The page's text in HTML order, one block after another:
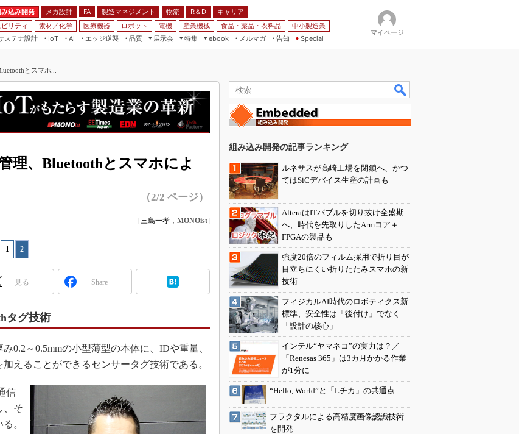
込み開発 メカ設計 FA 製造マネジメント 物流 R＆D
キャリア
リティ 素材／化学 医療機器 ロボット 電機 産業機械 食品・薬品・衣料品
中小製造業
ステナ設計
IoT
AI
エッジ逆襲 品質
展示会
JIMTOF
組込み/エッジ コンピューティング
展＆IoT/5Gソリューション展
IIFES
国際ロボット展
産業オープンネット展
特集
5G
VR／AR
フィールドサービス
組み込み画像技術
3Dプリンタ
デジタルツインとCAE
イノベーション
製造業ビッグデータ
知財マネジメント
ebook
製造マネジメント
FA
モビリティ
メルマガ
告知 Special
マイページ
とスマホ...
理、Bluetoothとスマホによ
（2/2 ページ）
[三島一孝 ， MONOist]
1 2
見る Share
タグ技術
0.2～0.5mmの小型薄型の本体に、IDや重量、
えることができるセンサータグ技術である。
信
、そ
。
組み込み開発の記事ランキング
ルネサスが高崎工場を閉鎖へ、かつ
てはSiCデバイス生産の計画も
AlteraはITバブルを切り抜け全盛期
へ、時代を先取りしたArmコア＋
FPGAの製品も
強度20倍のフィルム採用で折り目が
目立ちにくい折りたたみスマホの新
技術
フィジカルAI時代のロボティクス新
標準、安全性は「後付け」でなく
「設計の核心」
インテル“ヤマネコ”の実力は？／
「Renesas 365」は3カ月かかる作業
が1分に
“Hello, World”と「Lチカ」の共通点
フラクタルによる高精度画像認識技術
を開発